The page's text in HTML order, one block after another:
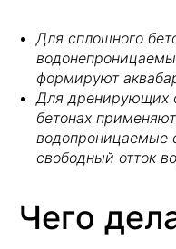
Для сплошного
формируют
Для дренирующих
бетонах
водопроницаемые
свободный отток
Чего
Адреса магазинов
Владимирская
д. Следнево,
Струнинское